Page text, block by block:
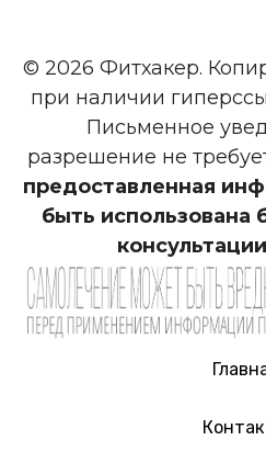
© 2026 Фитхакер.
при наличии
Письменное
разрешение не
предоставленная
быть использована